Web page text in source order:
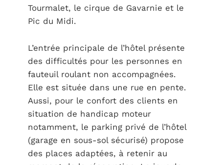
Tourmalet, le cirque de Gavarnie et le
Pic du Midi.
L’entrée principale de l’hôtel présente
des difficultés pour les personnes en
fauteuil roulant non accompagnées.
Elle est située dans une rue en pente.
Aussi, pour le confort des clients en
situation de handicap moteur
notamment, le parking privé de l’hôtel
(garage en sous-sol sécurisé) propose
des places adaptées, à retenir au